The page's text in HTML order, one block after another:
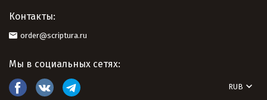
Контакты:
order@scriptura.ru
Мы в социальных сетях:
RUB